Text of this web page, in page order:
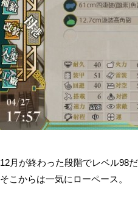
12月が終わった段階でレベル98
そこからは一気にローペース。